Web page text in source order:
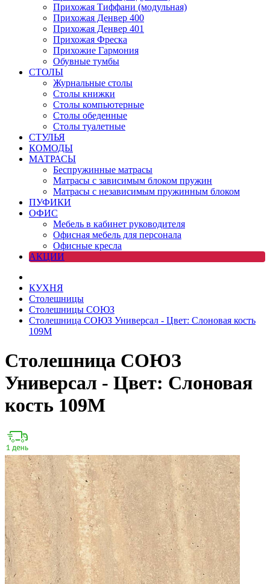
Прихожая Тиффани (модульная)
Прихожая Денвер 400
Прихожая Денвер 401
Прихожая Фреска
Прихожие Гармония
Обувные тумбы
СТОЛЫ
Журнальные столы
Столы книжки
Столы компьютерные
Столы обеденные
Столы туалетные
СТУЛЬЯ
КОМОДЫ
МАТРАСЫ
Беспружинные матрасы
Матрасы с зависимым блоком пружин
Матрасы с независимым пружинным блоком
ПУФИКИ
ОФИС
Мебель в кабинет руководителя
Офисная мебель для персонала
Офисные кресла
АКЦИИ
КУХНЯ
Столешницы
Столешницы СОЮЗ
Столешница СОЮЗ Универсал - Цвет: Слоновая кость
109М
Столешница СОЮЗ
Универсал - Цвет: Слоновая
кость 109М